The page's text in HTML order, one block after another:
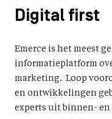
Digital first
Emerce is het meest
informatieplatform
marketing. Loop
en ontwikkelingen
experts uit binnen-